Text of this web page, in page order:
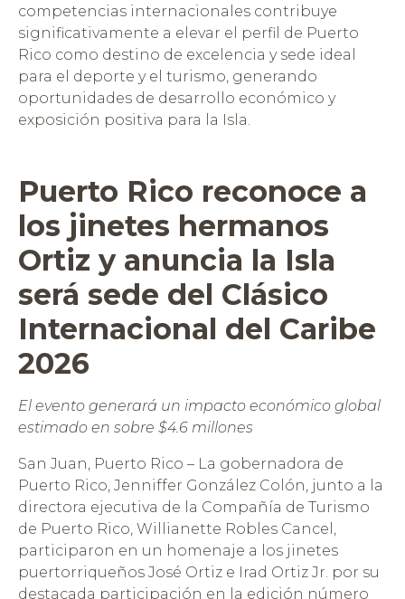
competencias internacionales contribuye
significativamente a elevar el perfil de Puerto
Rico como destino de excelencia y sede ideal
para el deporte y el turismo, generando
oportunidades de desarrollo económico y
exposición positiva para la Isla.
Puerto Rico reconoce a
los jinetes hermanos
Ortiz y anuncia la Isla
será sede del Clásico
Internacional del Caribe
2026
El evento generará un impacto económico global
estimado en sobre $4.6 millones
San Juan, Puerto Rico – La gobernadora de
Puerto Rico, Jenniffer González Colón, junto a la
directora ejecutiva de la Compañía de Turismo
de Puerto Rico, Willianette Robles Cancel,
participaron en un homenaje a los jinetes
puertorriqueños José Ortiz e Irad Ortiz Jr. por su
destacada participación en la edición número